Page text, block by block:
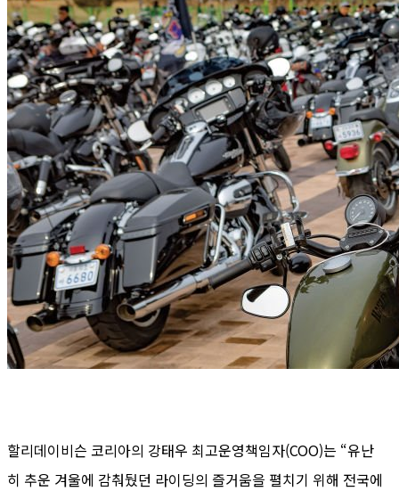
할리데이비슨 코리아의 강태우 최고운영책임자(COO)는 “유난
히 추운 겨울에 감춰뒀던 라이딩의 즐거움을 펼치기 위해 전국에